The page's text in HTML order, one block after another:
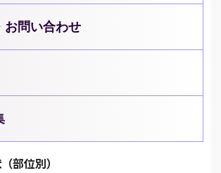
お問い合わせ
部位別）